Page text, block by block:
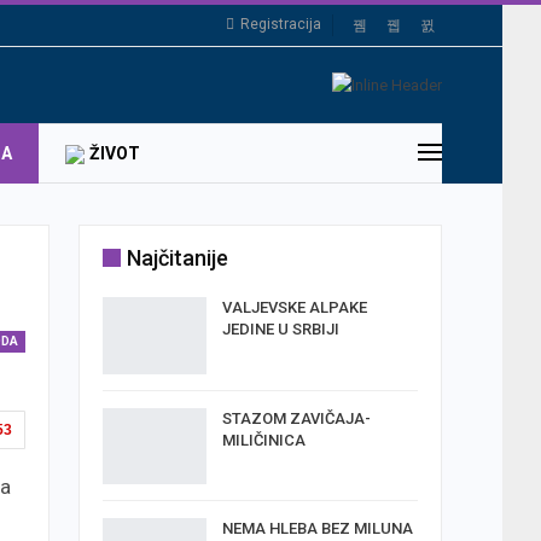
Registracija
ŽIVOT
Najčitanije
VALJEVSKE ALPAKE
JEDINE U SRBIJI
STAZOM ZAVIČAJA-
MILIČINICA
NEMA HLEBA BEZ MILUNA